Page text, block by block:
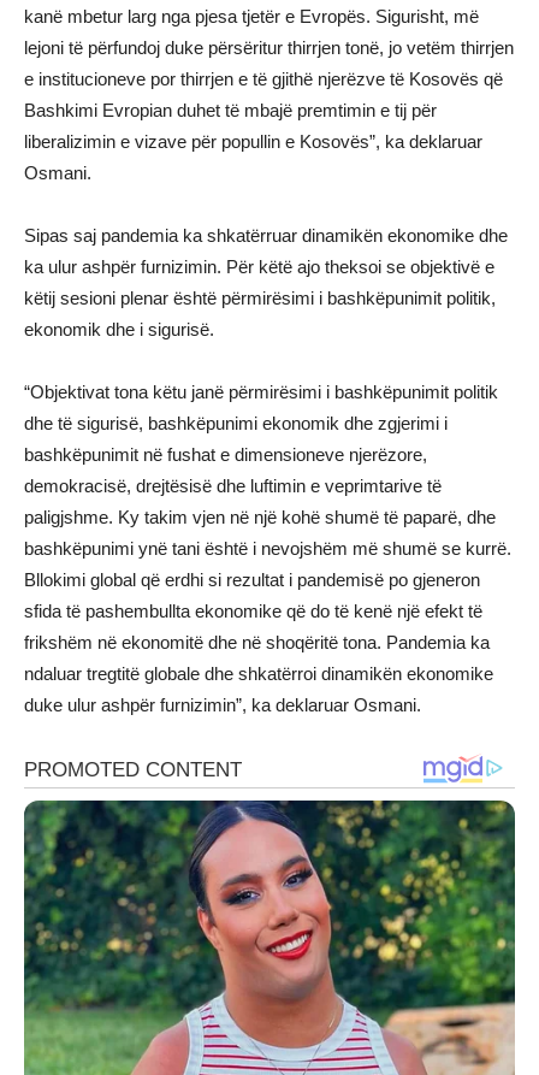
kanë mbetur larg nga pjesa tjetër e Evropës. Sigurisht, më
lejoni të përfundoj duke përsëritur thirrjen tonë, jo vetëm thirrjen
e institucioneve por thirrjen e të gjithë njerëzve të Kosovës që
Bashkimi Evropian duhet të mbajë premtimin e tij për
liberalizimin e vizave për popullin e Kosovës”, ka deklaruar
Osmani.
Sipas saj pandemia ka shkatërruar dinamikën ekonomike dhe
ka ulur ashpër furnizimin. Për këtë ajo theksoi se objektivë e
këtij sesioni plenar është përmirësimi i bashkëpunimit politik,
ekonomik dhe i sigurisë.
“Objektivat tona këtu janë përmirësimi i bashkëpunimit politik
dhe të sigurisë, bashkëpunimi ekonomik dhe zgjerimi i
bashkëpunimit në fushat e dimensioneve njerëzore,
demokracisë, drejtësisë dhe luftimin e veprimtarive të
paligjshme. Ky takim vjen në një kohë shumë të paparë, dhe
bashkëpunimi ynë tani është i nevojshëm më shumë se kurrë.
Bllokimi global që erdhi si rezultat i pandemisë po gjeneron
sfida të pashembullta ekonomike që do të kenë një efekt të
frikshëm në ekonomitë dhe në shoqëritë tona. Pandemia ka
ndaluar tregtitë globale dhe shkatërroi dinamikën ekonomike
duke ulur ashpër furnizimin”, ka deklaruar Osmani.